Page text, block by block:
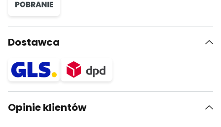
Dostawca
Opinie klientów